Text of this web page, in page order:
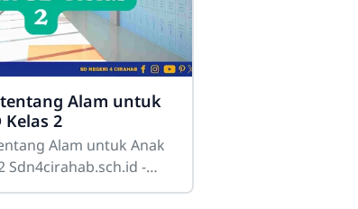
tentang Alam untuk
Kelas 2
Alam untuk Anak
Sdn4cirahab.sch.id -
menjadi sumber